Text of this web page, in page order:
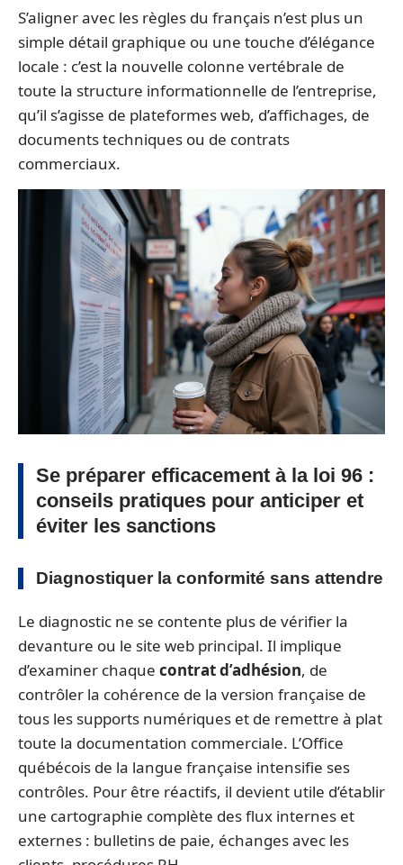
S’aligner avec les règles du français n’est plus un
simple détail graphique ou une touche d’élégance
locale : c’est la nouvelle colonne vertébrale de
toute la structure informationnelle de l’entreprise,
qu’il s’agisse de plateformes web, d’affichages, de
documents techniques ou de contrats
commerciaux.
Se préparer efficacement à la loi 96 :
conseils pratiques pour anticiper et
éviter les sanctions
Diagnostiquer la conformité sans attendre
Le diagnostic ne se contente plus de vérifier la
devanture ou le site web principal. Il implique
d’examiner chaque contrat d’adhésion, de
contrôler la cohérence de la version française de
tous les supports numériques et de remettre à plat
toute la documentation commerciale. L’Office
québécois de la langue française intensifie ses
contrôles. Pour être réactifs, il devient utile d’établir
une cartographie complète des flux internes et
externes : bulletins de paie, échanges avec les